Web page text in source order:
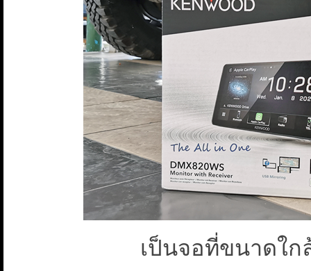
เป็นจอที่ขนาดใก